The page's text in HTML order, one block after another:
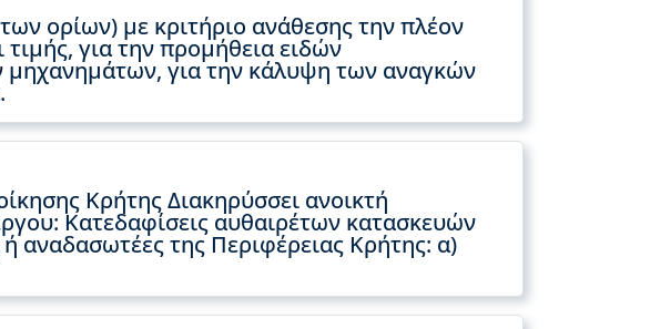
ορίων) με κριτήριο ανάθεσης την πλέον
για την προμήθεια ειδών
για την κάλυψη των αναγκών
Κρήτης Διακηρύσσει ανοικτή
Κατεδαφίσεις αυθαιρέτων κατασκευών
αναδασωτέες της Περιφέρειας Κρήτης: α)